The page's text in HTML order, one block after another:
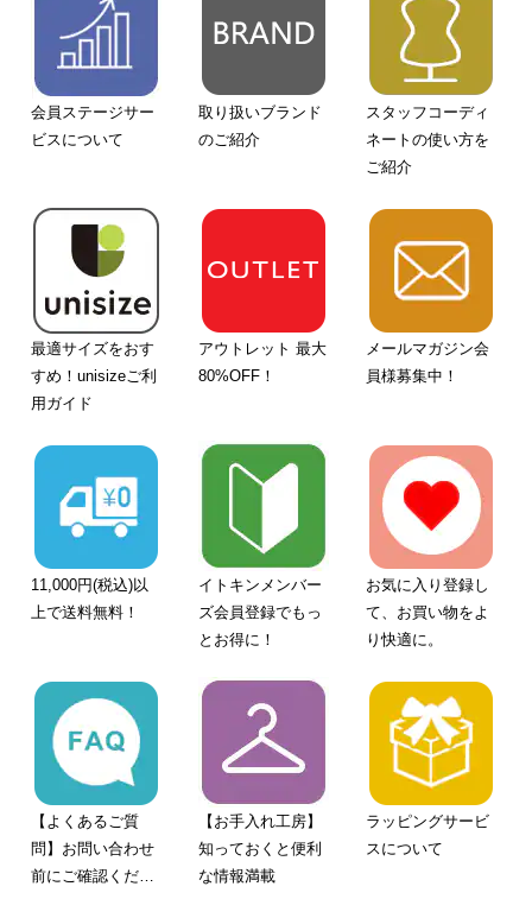
会員ステージサー
ビスについて
取り扱いブランド
のご紹介
スタッフコーディ
ネートの使い方を
ご紹介
最適サイズをおす
すめ！unisizeご利
用ガイド
アウトレット 最大
80%OFF！
メールマガジン会
員様募集中！
11,000円(税込)以
上で送料無料！
イトキンメンバー
ズ会員登録でもっ
とお得に！
お気に入り登録し
て、お買い物をよ
り快適に。
【よくあるご質
問】お問い合わせ
前にご確認くださ
【お手入れ工房】
知っておくと便利
な情報満載
ラッピングサービ
スについて